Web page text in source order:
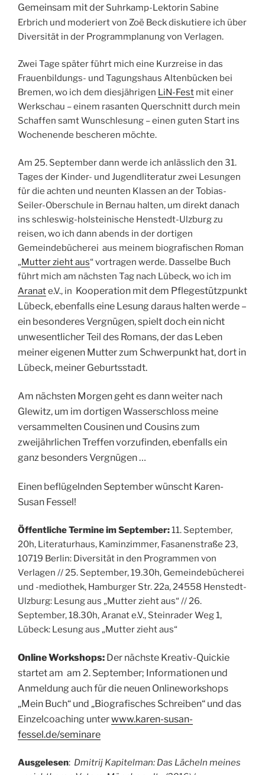
Gemeinsam mit der Suhrkamp-Lektorin Sabine
Erbrich und moderiert von Zoë Beck diskutiere ich über
Diversität in der Programmplanung von Verlagen.
Zwei Tage später führt mich eine Kurzreise in das
Frauenbildungs- und Tagungshaus Altenbücken bei
Bremen, wo ich dem diesjährigen LiN-Fest mit einer
Werkschau – einem rasanten Querschnitt durch mein
Schaffen samt Wunschlesung – einen guten Start ins
Wochenende bescheren möchte.
Am 25. September dann werde ich anlässlich den 31.
Tages der Kinder- und Jugendliteratur zwei Lesungen
für die achten und neunten Klassen an der Tobias-
Seiler-Oberschule in Bernau halten, um direkt danach
ins schleswig-holsteinische Henstedt-Ulzburg zu
reisen, wo ich dann abends in der dortigen
Gemeindebücherei aus meinem biografischen Roman
„Mutter zieht aus“ vortragen werde. Dasselbe Buch
führt mich am nächsten Tag nach Lübeck, wo ich im
Aranate.V., in Kooperation mit dem Pflegestützpunkt
Lübeck,ebenfalls eine Lesung daraus halten werde –
ein besonderes Vergnügen, spielt doch ein nicht
unwesentlicher Teil des Romans, der das Leben
meiner eigenen Mutter zum Schwerpunkt hat, dort in
Lübeck, meiner Geburtsstadt.
Am nächsten Morgen geht es dann weiter nach
Glewitz, um im dortigen Wasserschloss meine
versammelten Cousinen und Cousins zum
zweijährlichen Treffen vorzufinden, ebenfalls ein
ganz besonders Vergnügen …
Einen beflügelnden September wünscht Karen-
Susan Fessel!
Öffentliche Termine im September:11. September,
20h, Literaturhaus, Kaminzimmer, Fasanenstraße 23,
10719 Berlin: Diversität in den Programmen von
Verlagen // 25. September, 19.30h, Gemeindebücherei
und -mediothek, Hamburger Str. 22a, 24558 Henstedt-
Ulzburg: Lesung aus „Mutter zieht aus“ // 26.
September, 18.30h, Aranat e.V., Steinrader Weg 1,
Lübeck: Lesung aus „Mutter zieht aus“
Online Workshops: Der nächste Kreativ-Quickie
startet am am 2. September; Informationen und
Anmeldung auch fürdie neuen Onlineworkshops
„Mein Buch“ und „Biografisches Schreiben“ und das
Einzelcoaching unterwww.karen-susan-
fessel.de/seminare
Ausgelesen: Dmitrij Kapitelman: Das Lächeln meines